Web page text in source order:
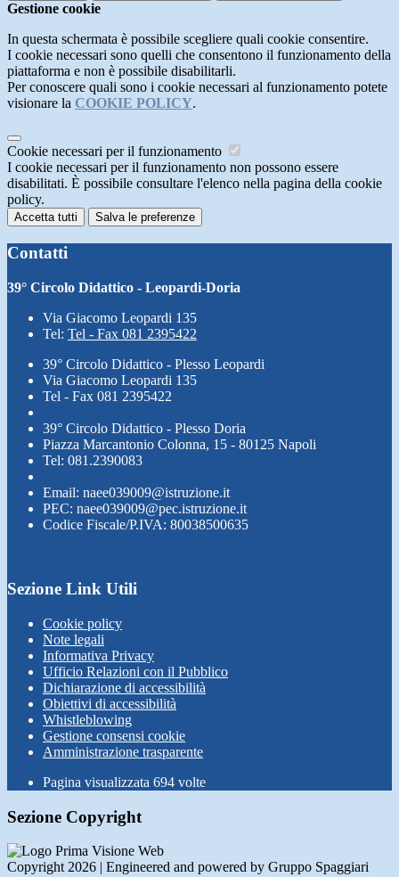
Gestione cookie
In questa schermata è possibile scegliere quali cookie consentire.
I cookie necessari sono quelli che consentono il funzionamento della
piattaforma e non è possibile disabilitarli.
Per conoscere quali sono i cookie necessari al funzionamento potete
visionare la COOKIE POLICY.
Cookie necessari per il funzionamento
I cookie necessari per il funzionamento non possono essere
disabilitati. È possibile consultare l'elenco nella pagina della cookie
policy.
Accetta tutti Salva le preferenze
Contatti
39° Circolo Didattico - Leopardi-Doria
Via Giacomo Leopardi 135
Tel: Tel - Fax 081 2395422
39° Circolo Didattico - Plesso Leopardi
Via Giacomo Leopardi 135
Tel - Fax 081 2395422
39° Circolo Didattico - Plesso Doria
Piazza Marcantonio Colonna, 15 - 80125 Napoli
Tel: 081.2390083
Email: naee039009@istruzione.it
PEC: naee039009@pec.istruzione.it
Codice Fiscale/P.IVA: 80038500635
Sezione Link Utili
Cookie policy
Note legali
Informativa Privacy
Ufficio Relazioni con il Pubblico
Dichiarazione di accessibilità
Obiettivi di accessibilità
Whistleblowing
Gestione consensi cookie
Amministrazione trasparente
Pagina visualizzata 694 volte
Sezione Copyright
Copyright 2026 | Engineered and powered by Gruppo Spaggiari